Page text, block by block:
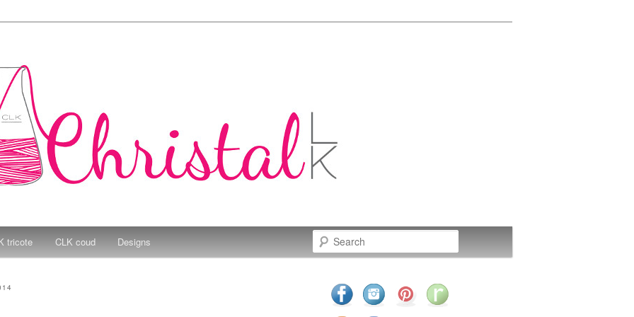
tricote CLK coud Designs